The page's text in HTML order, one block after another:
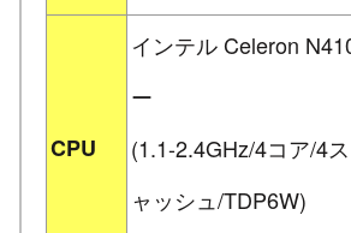
CPU
インテル Celeron
ー
(1.1-2.4GHz/4コア/4
ャッシュ/TDP6W)